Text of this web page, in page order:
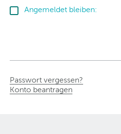
Angemeldet bleiben:
Passwort vergessen?
Konto beantragen